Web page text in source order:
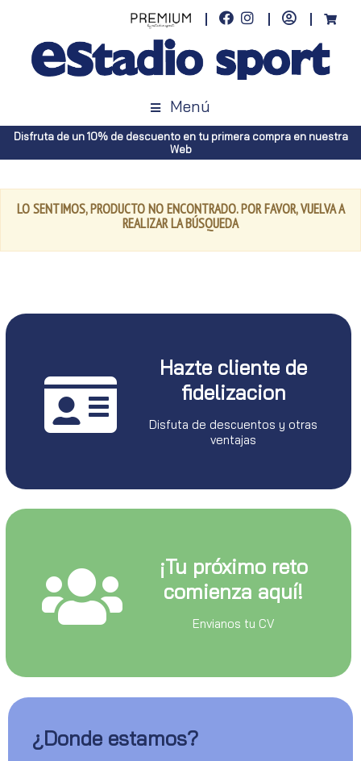
Menú
Disfruta de un 10% de descuento en tu primera compra en nuestra
Web
LO SENTIMOS, PRODUCTO NO ENCONTRADO. POR FAVOR, VUELVA A
REALIZAR LA BÚSQUEDA
Hazte cliente de
fidelizacion
Disfuta de descuentos y otras
ventajas
¡Tu próximo reto
comienza aquí!
Envianos tu CV
¿Donde estamos?